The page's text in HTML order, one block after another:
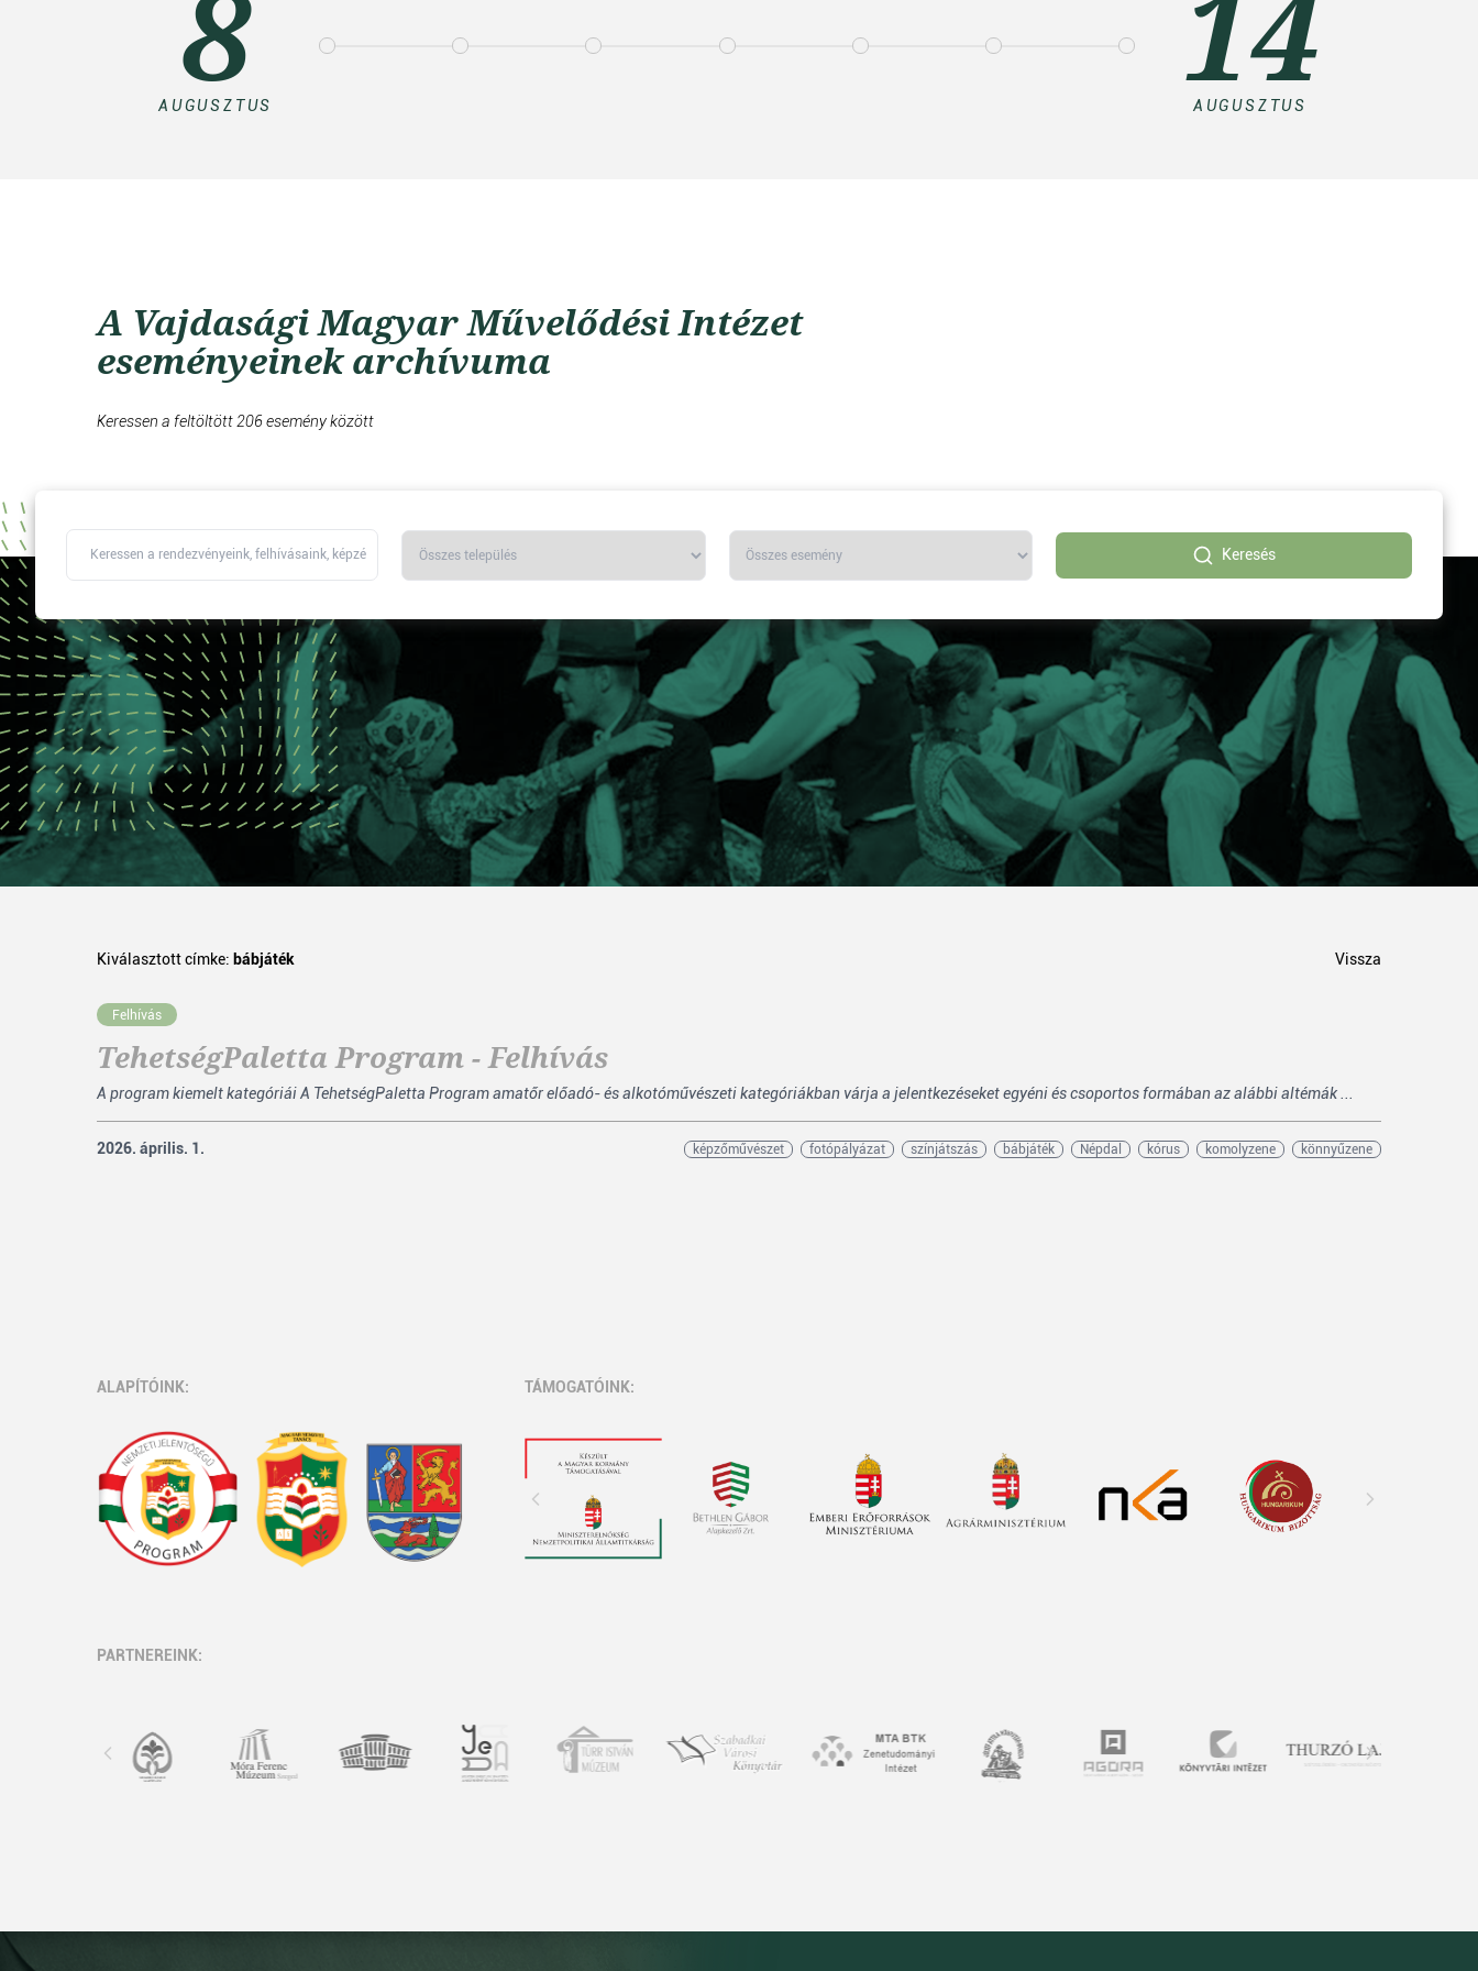
AUGUSZTUS AUGUSZTUS
A Vajdasági Magyar Művelődési Intézet
eseményeinek archívuma
Keressen a feltöltött 206 esemény között
Keresés
Kiválasztott címke: bábjáték Vissza
Felhívás
TehetségPaletta Program - Felhívás
A program kiemelt kategóriái A TehetségPaletta Program amatőr előadó- és alkotóművészeti kategóriákban várja a jelentkezéseket egyéni és csoportos formában az alábbi altémák ...
2026. április. 1. képzőművészet fotópályázat színjátszás bábjáték Népdal kórus komolyzene könnyűzene
ALAPÍTÓINK: TÁMOGATÓINK:
PARTNEREINK: